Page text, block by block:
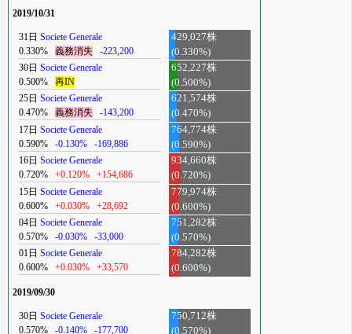
2019/10/31
31日 Societe Generale
0.330%
義務消失 -223,200
429,027株
(0.330%)
30日 Societe Generale
0.500%
再IN
652,227株
(0.500%)
25日 Societe Generale
0.470%
義務消失 -143,200
621,574株
(0.470%)
17日 Societe Generale
0.590%
-0.130% -169,886
764,774株
(0.590%)
16日 Societe Generale
0.720%
+0.120% +154,686
934,660株
(0.720%)
15日 Societe Generale
0.600%
+0.030% +28,692
779,974株
(0.600%)
04日 Societe Generale
0.570%
-0.030% -33,000
751,282株
(0.570%)
01日 Societe Generale
0.600%
+0.030% +33,570
784,282株
(0.600%)
2019/09/30
30日 Societe Generale
0.570%
-0.140% -177,700
750,712株
(0.570%)